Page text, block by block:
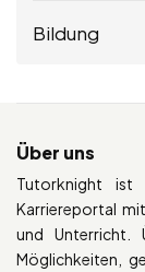
Bildung
Über uns
Tutorknight ist
Karriereportal
und Unterricht.
Möglichkeiten,